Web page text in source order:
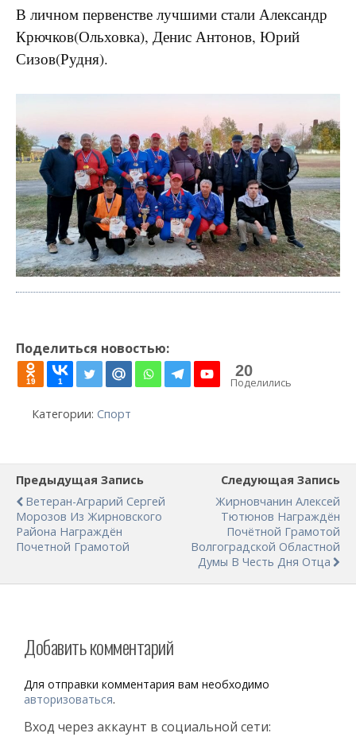
В личном первенстве лучшими стали Александр
Крючков(Ольховка), Денис Антонов, Юрий
Сизов(Рудня).
Поделиться новостью:
19 1
20
Поделились
Категории: Спорт
Предыдущая Запись
Ветеран-Аграрий Сергей
Морозов Из Жирновского
Района Награждён
Почетной Грамотой
Следующая Запись
Жирновчанин Алексей
Тютюнов Награждён
Почётной Грамотой
Волгоградской Областной
Думы В Честь Дня Отца
Добавить комментарий
Для отправки комментария вам необходимо
авторизоваться.
Вход через аккаунт в социальной сети: